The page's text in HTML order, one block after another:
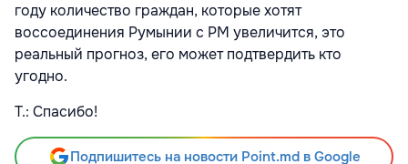
году количество граждан, которые хотят
воссоединения Румынии с РМ увеличится, это
реальный прогноз, его может подтвердить кто
угодно.
Т.: Спасибо!
Подпишитесь на новости Point.md в Google